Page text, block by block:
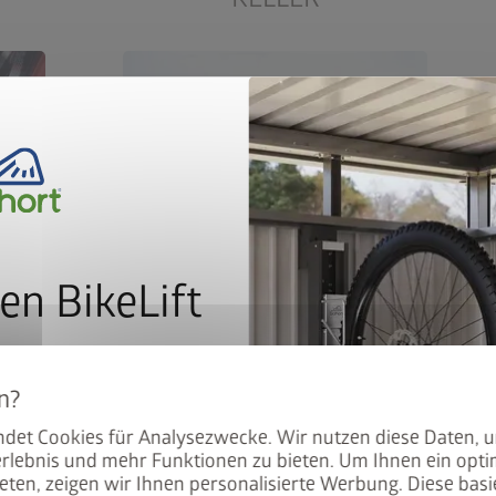
Cookies für Analysezwecke. Wir nutzen diese Daten,
und mehr Funktionen zu bieten. Um Ihnen ein
zeigen wir Ihnen personalisierte Werbung. Diese
braucht es eine Alternative. Biohort
Gerätehäuser bieten hochwertigen
Stauraum – wie ein vergangenes
BikeLift
dem Preis: Der BikeLift
Biohort Gerätehauses